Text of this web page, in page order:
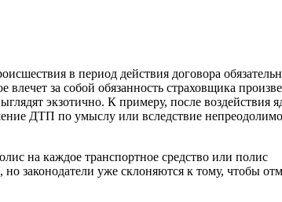
в период действия договора
за собой обязанность страховщика
экзотично. К примеру, после воздействия
ДТП по умыслу или вследствие
на каждое транспортное средство или полис
законодатели уже склоняются к тому, чтобы